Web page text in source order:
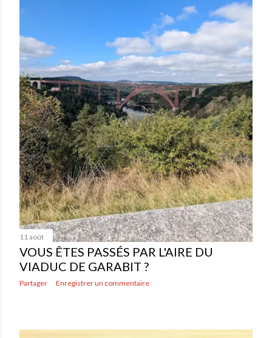
11 août
VOUS ÊTES PASSÉS PAR L'AIRE DU
VIADUC DE GARABIT ?
Partager Enregistrer un commentaire